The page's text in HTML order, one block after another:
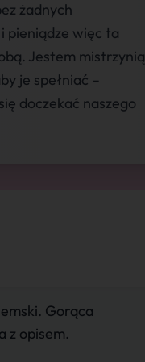
żadnych
pieniądze więc ta
Jestem mistrzynią
je spełniać –
doczekać naszego
Gorąca
z opisem.